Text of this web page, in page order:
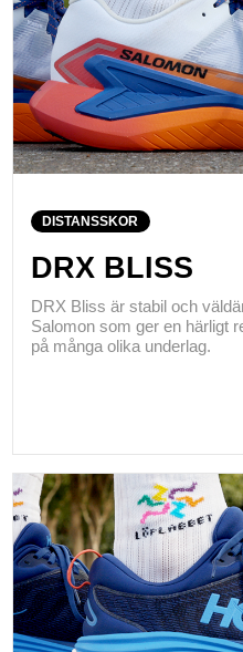
DISTANSSKOR
DRX BLISS
DRX Bliss är stabil och
Salomon som ger en härligt
på många olika underlag.